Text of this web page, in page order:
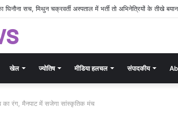
दिशाहीन कप्तानी!’ श्रीलंका के खिलाफ टेस्ट सीरीज़ से पहले फिर खुली
खेल ज्योतिष मीडिया हलचल संपादकीय
का रंग, मैनपाट में सजेगा सांस्कृतिक मंच